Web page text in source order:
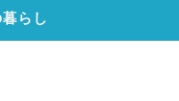
らし